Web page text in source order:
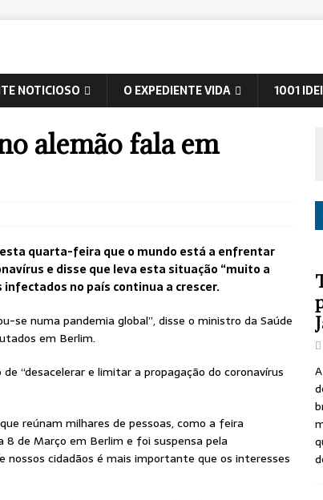
NOTICIOSO O EXPEDIENTE VIDA 1001
alemão fala em
quarta-feira que o mundo está a enfrentar
e disse que leva esta situação “muito a
infectados no país continua a crescer.
se numa pandemia global”, disse o ministro da Saúde
em Berlim.
“desacelerar e limitar a propagação do coronavírus
reúnam milhares de pessoas, como a feira
de Março em Berlim e foi suspensa pela
nossos cidadãos é mais importante que os interesses